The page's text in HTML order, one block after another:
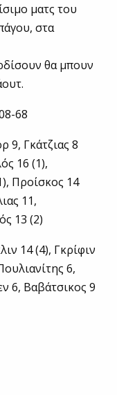
ματς του
στα
θα μπουν
68
9, Γκάτζιας 8
16 (1),
Προίσκος 14
11,
13 (2)
14 (4), Γκρίφιν
6,
6, Βαβάτσικος 9